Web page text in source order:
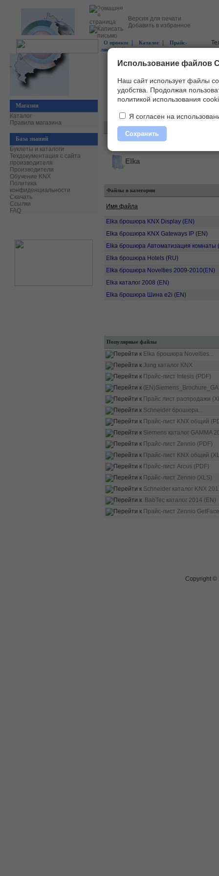
Версия для печати
Добавить в избранное
О проекте Каталог
Прайс-
лист| Контакты
Магазин
Каталог
Правила магазина
База знаний
Буклеты и каталоги
Техдокументация с сайта
производителя
Производители
Обучение KNX
Политика
конфиденциальности
Скачать
Ссылки
FAQ
Elka
Файлы в категории
Имя файла
Elka брошюра KNX Display (EN)
Elka брошюра KNX Gateways IP (EN)
Elka брошюра Автоматизация комнаты
Elka брошюра Hotels (RU)
Elka брошюра Novelties 2009-2010(EN)
Elka каталог 2008 (EN)
Elka брошюра Шина e2i (EN)
Популярные файлы
Elka брошюра Novelties...
Jung каталог KNX
Прайс-лист Intesis (PDF)
Прайс лист распродажи
Schneider брошюра...
Прайс-лист KNX общий
Siemens каталог GAMMA
Прайс-лист Zennio (PDF)
Прайс-лист KNX общий
Прайс-лист Arcus (PDF)
Прайс-лист Zennio (XLS)
Schneider каталог KNX
BabTec каталог 2014 (EN)
Прайс-лист Zennio
Copyright ©
Использование файлов
Наш сайт использует файлы
удобства. Продолжая
политикой использования
Я согласен на
Сохранить